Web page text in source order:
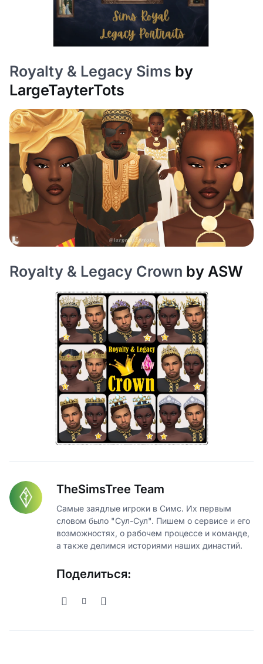
Royalty & Legacy Sims by
LargeTayterTots
Royalty & Legacy Crown by ASW
TheSimsTree Team
Самые заядлые игроки в Симс. Их первым
словом было "Сул-Сул". Пишем о сервисе и его
возможностях, о рабочем процессе и команде,
а также делимся историями наших династий.
Поделиться: